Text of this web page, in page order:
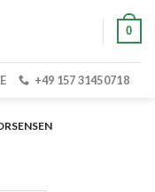
0
+49 157 31450718